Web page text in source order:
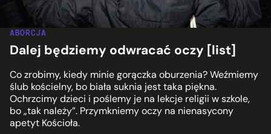
ABORCJA
Dalej będziemy odwracać oczy [list]
Co zrobimy, kiedy minie gorączka oburzenia? Weźmiemy
ślub kościelny, bo biała suknia jest taka piękna.
Ochrzcimy dzieci i poślemy je na lekcje religii w szkole,
bo „tak należy”. Przymkniemy oczy na nienasycony
apetyt Kościoła.